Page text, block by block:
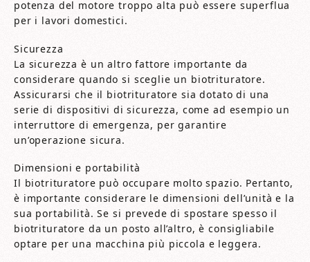
potenza del motore troppo alta può essere superflua
per i lavori domestici.
Sicurezza
La sicurezza è un altro fattore importante da
considerare quando si sceglie un biotrituratore.
Assicurarsi che il biotrituratore sia dotato di una
serie di dispositivi di sicurezza, come ad esempio un
interruttore di emergenza, per garantire
un’operazione sicura.
Dimensioni e portabilità
Il biotrituratore può occupare molto spazio. Pertanto,
è importante considerare le dimensioni dell’unità e la
sua portabilità. Se si prevede di spostare spesso il
biotrituratore da un posto all’altro, è consigliabile
optare per una macchina più piccola e leggera.